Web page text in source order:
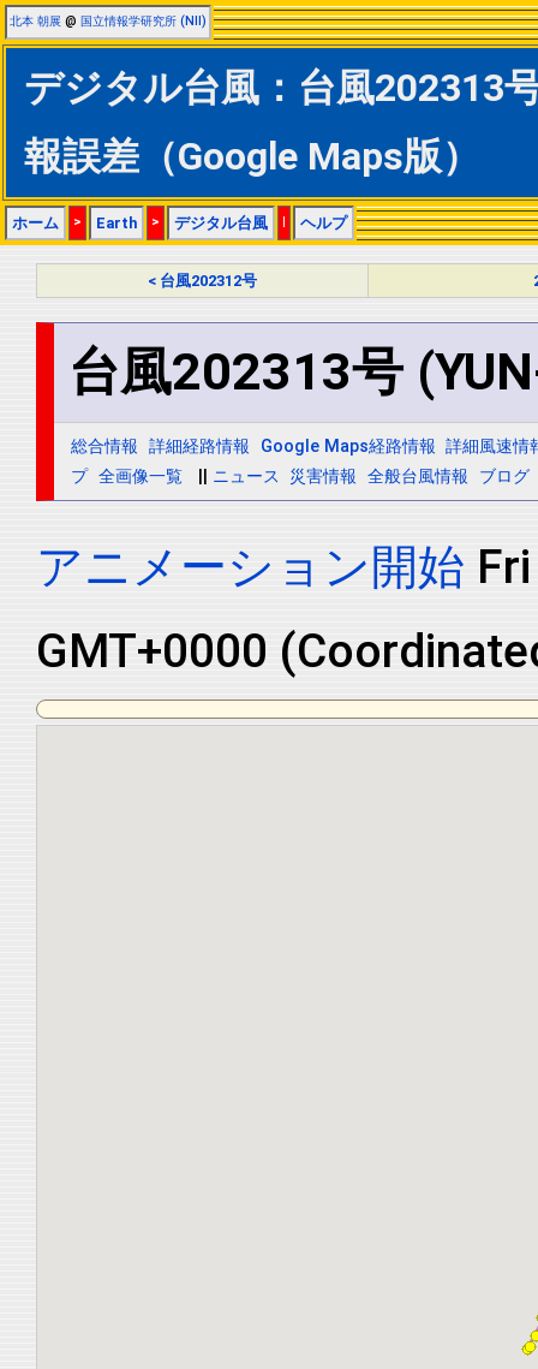
北本 朝展 @ 国立情報学研究所 (NII)
デジタル台風：台風202313
報誤差（Google Maps版）
ホーム > Earth > デジタル台風 | ヘルプ
< 台風202312号
台風202313号
総合情報 詳細経路情報 Google Maps経路情報 詳細風速情
プ 全画像一覧 ニュース 災害情報 全般台風情報 ブログ
アニメーション開始
GMT+0000